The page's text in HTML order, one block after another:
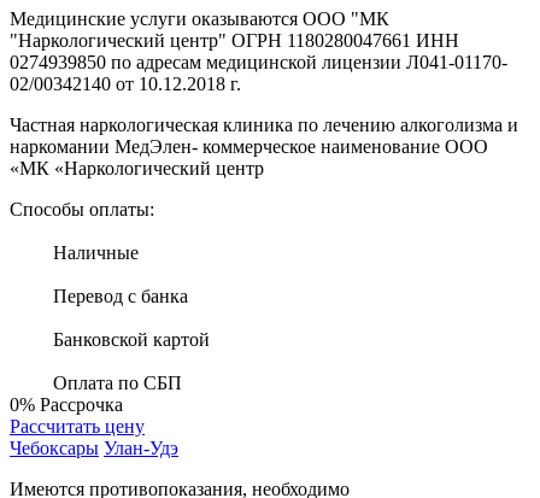
Медицинские услуги оказываются ООО "МК
"Наркологический центр" ОГРН 1180280047661 ИНН
0274939850 по адресам медицинской лицензии Л041-01170-
02/00342140 от 10.12.2018 г.
Частная наркологическая клиника по лечению алкоголизма и
наркомании МедЭлен- коммерческое наименование ООО
«МК «Наркологический центр
Способы оплаты:
Наличные
Перевод с банка
Банковской картой
Оплата по СБП
0% Рассрочка
Рассчитать цену
Чебоксары Улан-Удэ
Имеются противопоказания, необходимо